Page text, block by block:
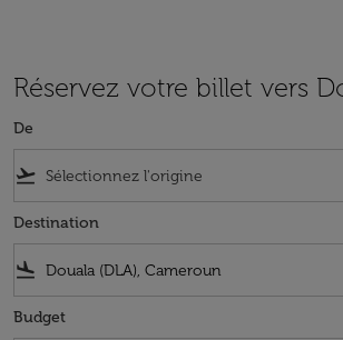
Réservez votre billet vers
De
flight_takeoff
Destination
flight_land
Budget